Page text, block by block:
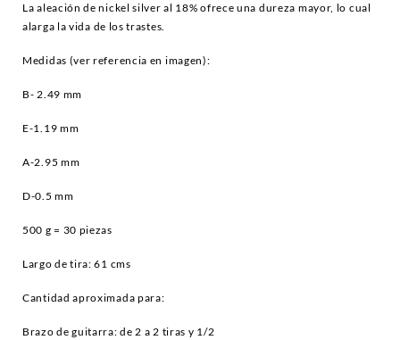
La aleación de nickel silver al 18% ofrece una dureza mayor, lo cual
alarga la vida de los trastes.
Medidas (ver referencia en imagen):
B- 2.49 mm
E-1.19 mm
A-2.95 mm
D-0.5 mm
500 g = 30 piezas
Largo de tira: 61 cms
Cantidad aproximada para:
Brazo de guitarra: de 2 a 2 tiras y 1/2